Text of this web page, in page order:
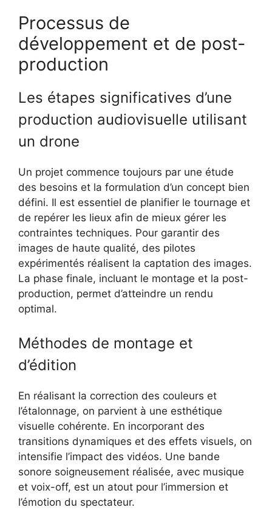
Processus de
développement et de post-
production
Les étapes significatives d’une
production audiovisuelle utilisant
un drone
Un projet commence toujours par une étude
des besoins et la formulation d’un concept bien
défini. Il est essentiel de planifier le tournage et
de repérer les lieux afin de mieux gérer les
contraintes techniques. Pour garantir des
images de haute qualité, des pilotes
expérimentés réalisent la captation des images.
La phase finale, incluant le montage et la post-
production, permet d’atteindre un rendu
optimal.
Méthodes de montage et
d’édition
En réalisant la correction des couleurs et
l’étalonnage, on parvient à une esthétique
visuelle cohérente. En incorporant des
transitions dynamiques et des effets visuels, on
intensifie l’impact des vidéos. Une bande
sonore soigneusement réalisée, avec musique
et voix-off, est un atout pour l’immersion et
l’émotion du spectateur.